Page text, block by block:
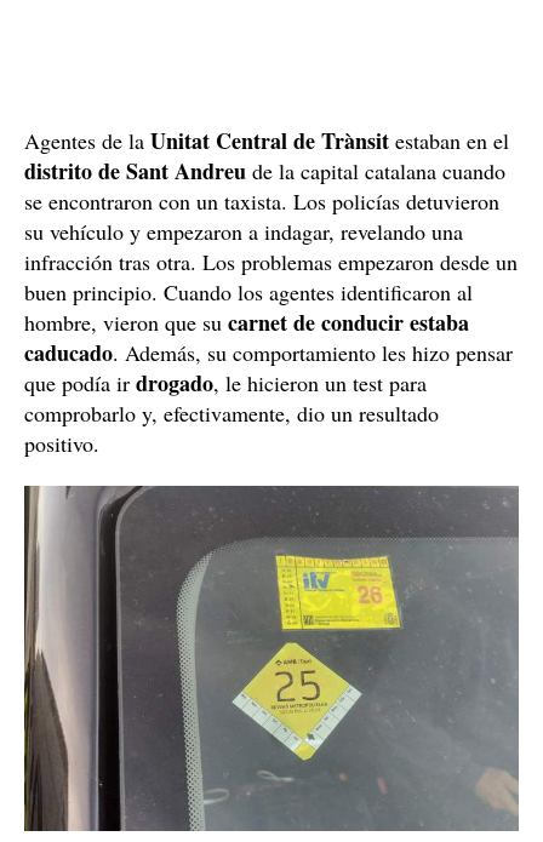
Agentes de la Unitat Central de Trànsit estaban en el
distrito de Sant Andreu de la capital catalana cuando
se encontraron con un taxista. Los policías detuvieron
su vehículo y empezaron a indagar, revelando una
infracción tras otra. Los problemas empezaron desde un
buen principio. Cuando los agentes identificaron al
hombre, vieron que su carnet de conducir estaba
caducado. Además, su comportamiento les hizo pensar
que podía ir drogado, le hicieron un test para
comprobarlo y, efectivamente, dio un resultado
positivo.